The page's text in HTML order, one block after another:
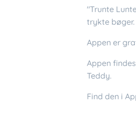
"Trunte
trykte
Appen er
Appen
Teddy.
Find den i